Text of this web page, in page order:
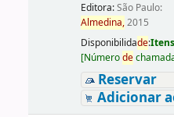
Editora:São Paulo:
Almedina,2015
Disponibilidade:
[Númerode
Reservar
Adicionar